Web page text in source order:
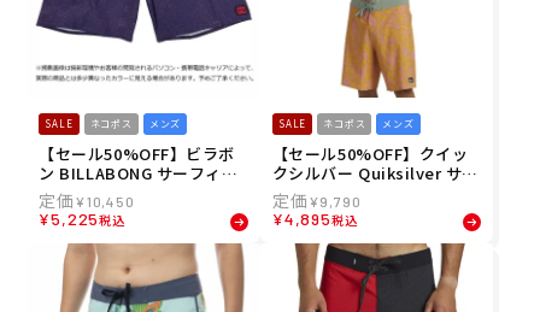
SALE ネコポス メンズ
【セール50%OFF】ビラボ
ン BILLABONG サーフィン
サーフ 水着 ボードショーツ
トランクス 海パン 【AIR LI
TE】 FIFTY50 AIRLITE BE0
11512 メンズ 男性 24SP 春
¥10,450
¥5,225税込
SALE ネコポス メンズ
【セール50%OFF】クイッ
クシルバー Quiksilver サー
フィン サーフ 水着 ボードシ
ョーツ トランクス 海パン S
URFSILK STRAIGHT LEG 1
9 AQYBS03646 メンズ 男性
24SP 春夏
¥9,790
¥4,895税込